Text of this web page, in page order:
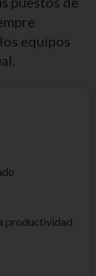
equipos
productividad